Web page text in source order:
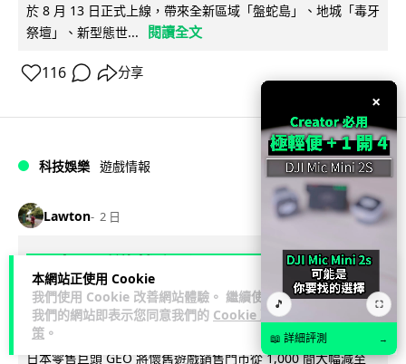
本網站正使用 Cookie
我們使用 Cookie 改善網站體驗。 繼續使用
我們的網站即表示您同意我們的 Cookie 政
策 。
於 8 月 13 日正式上線，帶來全新區域「盤蛇島」、地城「毒牙
祭壇」、新型態世...
閱讀全文
116 分享
科技娛樂 遊戲情報
Lawton 2 日
日本二手遊戲店減 90% 門市 業績反增
四成 "懷舊"在 Z 世代變成最潮「新鮮
感」
日本零售巨頭 GEO 將懷舊遊戲銷售門市從 1,000 間大幅減至
×
🎵 ⛶
📖 詳細評測 →